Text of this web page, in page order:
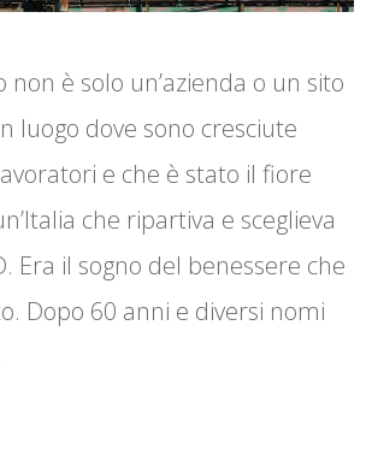
non è solo un’azienda o un sito
luogo dove sono cresciute
e che è stato il fiore
che ripartiva e sceglieva
Era il sogno del benessere che
Dopo 60 anni e diversi nomi